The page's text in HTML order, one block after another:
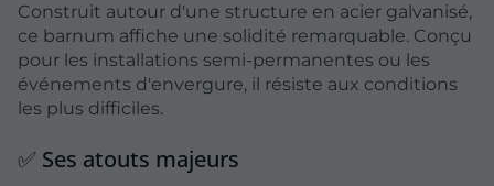
Construit autour d'une structure en acier galvanisé,
ce barnum affiche une solidité remarquable. Conçu
pour les installations semi-permanentes ou les
événements d'envergure, il résiste aux conditions
les plus difficiles.
✅ Ses atouts majeurs